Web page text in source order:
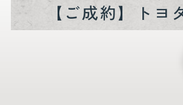
【ご成約】トヨ